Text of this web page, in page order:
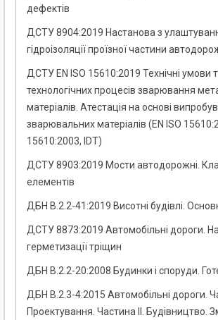
дефектів
ДСТУ 8904:2019 Настанова з
гідроізоляції проїзної частини
ДСТУ EN ІSO 15610:2019 Технічні умови
технологічних процесів зварювання
матеріалів. Атестація на основі
зварювальних матеріалів (EN ISO
15610:2003, IDT)
ДСТУ 8903:2019 Мости автодорожні.
елементів
ДБН В.2.2-41:2019 Висотні будівлі.
ДСТУ 8873:2019 Автомобільні дороги.
герметизації тріщин
ДБН В.2.2-20:2008 Будинки і споруди.
ДБН В.2.3-4:2015 Автомобільні дороги.
Проектування. Частина II. Будівництво.